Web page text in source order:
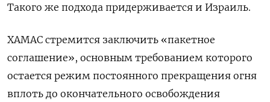
Такого же подхода придерживается и Израиль.
ХАМАС стремится заключить «пакетное
соглашение», основным требованием которого
остается режим постоянного прекращения огня
вплоть до окончательного освобождения